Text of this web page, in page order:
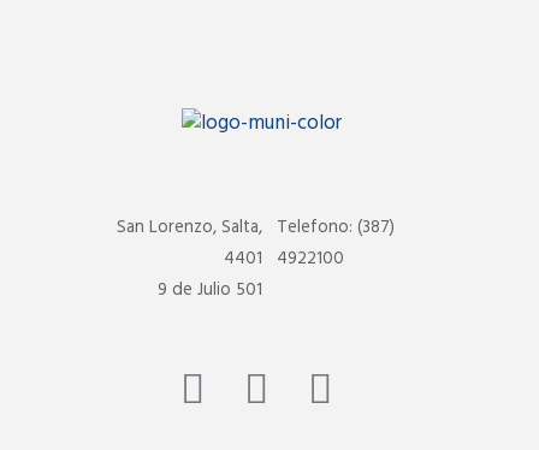
Telefono: (387)
4922100
San Lorenzo, Salta,
4401
9 de Julio 501